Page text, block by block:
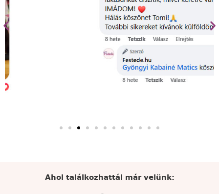
Ahol találkozhattál már velünk: